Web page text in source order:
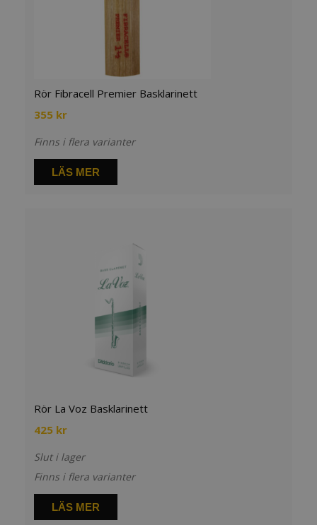
Rör Fibracell Premier Basklarinett
355 kr
Finns i flera varianter
LÄS MER
Rör La Voz Basklarinett
425 kr
Slut i lager
Finns i flera varianter
LÄS MER